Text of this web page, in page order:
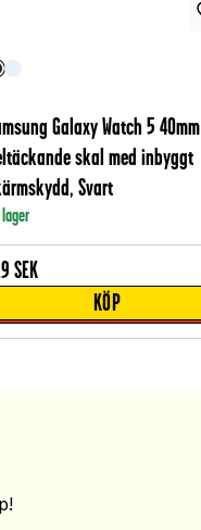
Galaxy Watch 5 40mm
skal med inbyggt
Svart
SEK
KÖP